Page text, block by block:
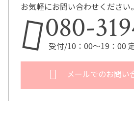
お気軽にお問い合わせください
080-
受付/10：00～19：00
メールでのお問い